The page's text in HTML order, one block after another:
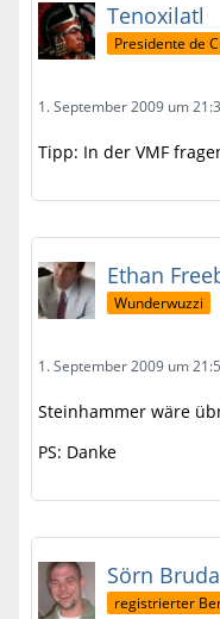
Tenoxilatl
Presidente de
1. September 2009 um
Tipp: In der VMF
Ethan
Wunderwuzzi
1. September 2009 um
Steinhammer wäre
PS: Danke
Sörn Bruda
registrierter